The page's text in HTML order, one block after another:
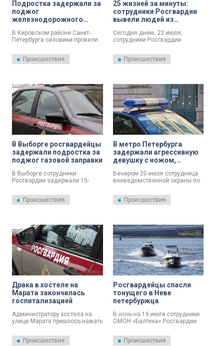
Подростка задержали за
поджог
железнодорожного
Петербурга
В Кировском районе Санкт-
Петербурга силовики провели
несовершеннолетнего,
подозреваемого в диверсии
между станциями Ульянка и
Дачное.
Происшествия
25 жизней за минуты:
сотрудники Росгвардии
вывели людей из
Кировском районе
Сегодня днем, 22 июля,
сотрудники Росгвардии
сильном пожаре в жилом доме
№ 56, корпус 2, на проспекте
г. Санкт-Петербургу и
Ленинградской области».
Происшествия
В Выборге росгвардейцы
задержали подростка за
поджог газовой заправки
В Выборге сотрудники
Росгвардии задержали 15-
подозреваемого в поджоге
автоматизированной
Происшествия
В метро Петербурга
задержали агрессивную
девушку с ножом,
Росгвардии
Вечером 20 июля сотрудница
вневедомственной охраны по
метро в свободное от службы
время, задержала в вагоне 18-
Происшествия
Драка в хостеле на
Марата закончилась
госпитализацией
Администратору хостела на
улице Марата пришлось нажать
между постояльцами. Один из
мужчин получил травмы и
Происшествия
Росгвардейцы спасли
тонущего в Неве
петербуржца
В ночь на 19 июля сотрудники
ОМОН «Балтика» Росгвардии
Неве.
Происшествия